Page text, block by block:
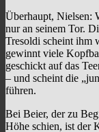
Überhaupt, Nielsen:
nur an seinem Tor.
Tresoldi scheint ihm
gewinnt viele
geschickt auf das
– und scheint die
führen.
Bei Beier, der zu
Höhe schien, ist der